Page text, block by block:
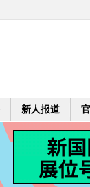
新人报道